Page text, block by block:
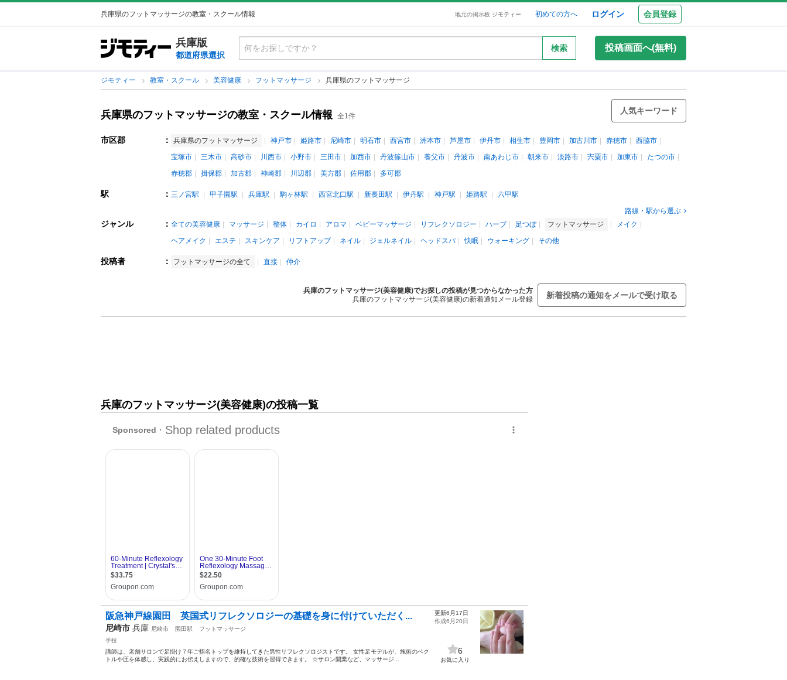
兵庫県のフットマッサージの教室・スクール情報 地元の掲示板 ジモティー 初めての方へ ログイン 会員登録
兵庫版
都道府県選択
検索 投稿画面へ(無料)
ジモティー 教室・スクール 美容健康 フットマッサージ 兵庫県のフットマッサージ
兵庫県のフットマッサージの教室・スクール情報 全1件
人気キーワード
市区郡 ： 兵庫県のフットマッサージ 神戸市 姫路市 尼崎市 明石市 西宮市 洲本市 芦屋市 伊丹市 相生市 豊岡市 加古川市 赤穂市
西脇市
宝塚市
三木市 高砂市 川西市 小野市 三田市 加西市 丹波篠山市 養父市 丹波市 南あわじ市 朝来市 淡路市 宍粟市 加東市
たつの市
赤穂郡
揖保郡 加古郡 神崎郡 川辺郡 美方郡 佐用郡 多可郡
駅 ： 三ノ宮駅 甲子園駅 兵庫駅 駒ヶ林駅 西宮北口駅 新長田駅 伊丹駅 神戸駅 姫路駅
六甲駅
路線・駅から選ぶ
ジャンル ： 全ての美容健康 マッサージ 整体 カイロ アロマ ベビーマッサージ リフレクソロジー ハーブ 足つぼ フットマッサージ
メイク
ヘアメイク
エステ スキンケア リフトアップ ネイル ジェルネイル ヘッドスパ 快眠 ウォーキング その他
投稿者 ： フットマッサージの全て 直接 仲介
兵庫のフットマッサージ(美容健康)でお探しの投稿が見つからなかった方
兵庫のフットマッサージ(美容健康)の新着通知メール登録
新着投稿の通知をメールで受け取る
兵庫のフットマッサージ(美容健康)の投稿一覧
阪急神戸線園田 英国式リフレクソロジーの基礎を身に付けていただく...
尼崎市 兵庫 尼崎市 園田駅
フットマッサージ
手技
講師は、老舗サロンで足掛け７年ご指名トップを維持してきた男性リフレクソロジストです。 女性足モデルが、施術のベク
トルや圧を体感し、実践的にお伝えしますので、的確な技術を習得できます。 ☆サロン開業など、マッサージ...
更新6月17日
作成6月20日
6
お気に入り